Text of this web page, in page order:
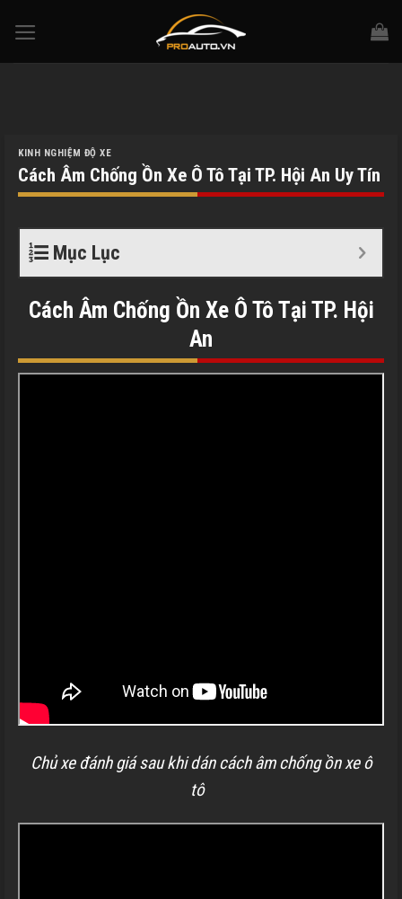
KINH NGHIỆM ĐỘ XE
Cách Âm Chống Ồn Xe Ô Tô Tại TP. Hội An Uy Tín
Mục Lục
Cách Âm Chống Ồn Xe Ô Tô Tại TP. Hội
An
Chủ xe đánh giá sau khi dán cách âm chống ồn xe ô
tô